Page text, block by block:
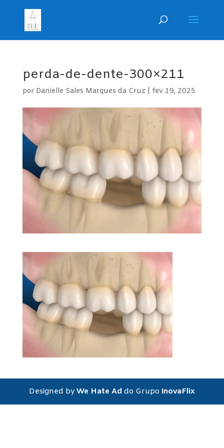
perda-de-dente-300×211
por Danielle Sales Marques da Cruz fev 19, 2025
Designed byWe Hate Ad do Grupo InovaFlix